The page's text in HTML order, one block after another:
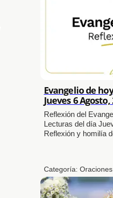
Evangelio de
Jueves 6 Agosto,
Reflexión del
Lecturas del día
Reflexión y homilía
Categoría: